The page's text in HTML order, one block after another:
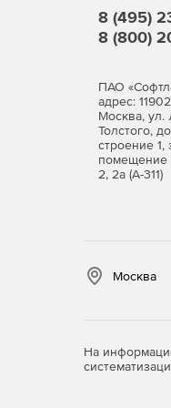
8 (495)
8 (800)
ПАО
адрес:
Москва, ул.
Толстого,
строение 1,
помещение
2, 2а (А-311)
Москва
На